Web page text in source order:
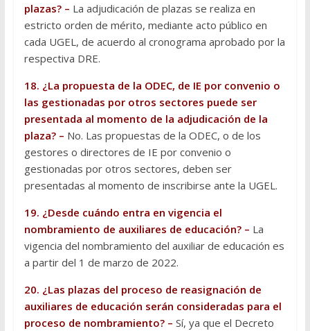
plazas? – La adjudicación de plazas se realiza en
estricto orden de mérito, mediante acto público en
cada UGEL, de acuerdo al cronograma aprobado por la
respectiva DRE.
18. ¿La propuesta de la ODEC, de IE por convenio o
las gestionadas por otros sectores puede ser
presentada al momento de la adjudicación de la
plaza? – No. Las propuestas de la ODEC, o de los
gestores o directores de IE por convenio o
gestionadas por otros sectores, deben ser
presentadas al momento de inscribirse ante la UGEL.
19. ¿Desde cuándo entra en vigencia el
nombramiento de auxiliares de educación? – La
vigencia del nombramiento del auxiliar de educación es
a partir del 1 de marzo de 2022.
20. ¿Las plazas del proceso de reasignación de
auxiliares de educación serán consideradas para el
proceso de nombramiento? – Sí, ya que el Decreto